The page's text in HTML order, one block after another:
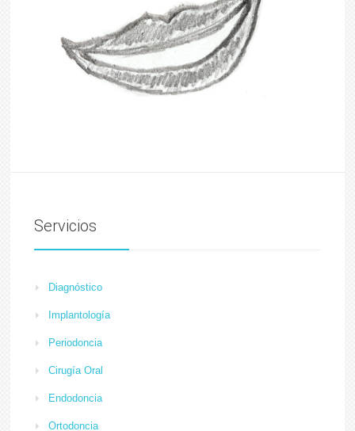
Servicios
Diagnóstico
Implantología
Periodoncia
Cirugía Oral
Endodoncia
Ortodoncia